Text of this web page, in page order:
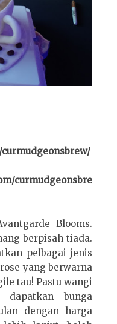
curmudgeonsbre
Blooms.
berpisah tiada.
pelbagai jenis
yang berwarna
tau! Pastu wangi
bunga
dengan harga